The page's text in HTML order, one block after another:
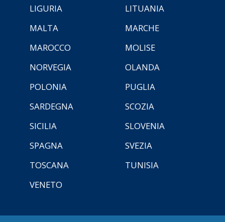
LIGURIA
LITUANIA
MALTA
MARCHE
MAROCCO
MOLISE
NORVEGIA
OLANDA
POLONIA
PUGLIA
SARDEGNA
SCOZIA
SICILIA
SLOVENIA
SPAGNA
SVEZIA
TOSCANA
TUNISIA
VENETO